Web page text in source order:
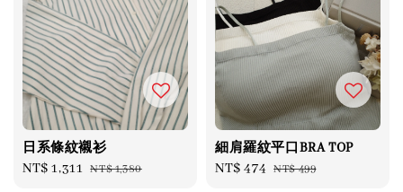
日系條紋襯衫
Sale
NT$ 1,311 Regular
NT$ 1,380
細肩羅紋平口BRA TOP
Sale
NT$ 474 Regular
NT$ 499